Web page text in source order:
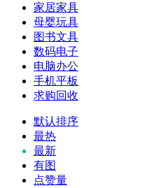
家居家具
母婴玩具
图书文具
数码电子
电脑办公
手机平板
求购回收
默认排序
最热
最新
有图
点赞量